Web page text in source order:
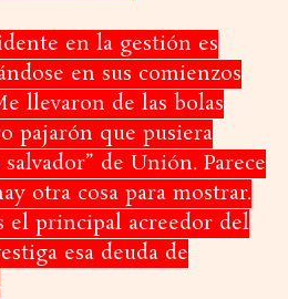
en la gestión es
en sus comienzos
llevaron de las bolas
pajarón que pusiera
de Unión. Parece
otra cosa para mostrar.
el principal acreedor del
esa deuda de